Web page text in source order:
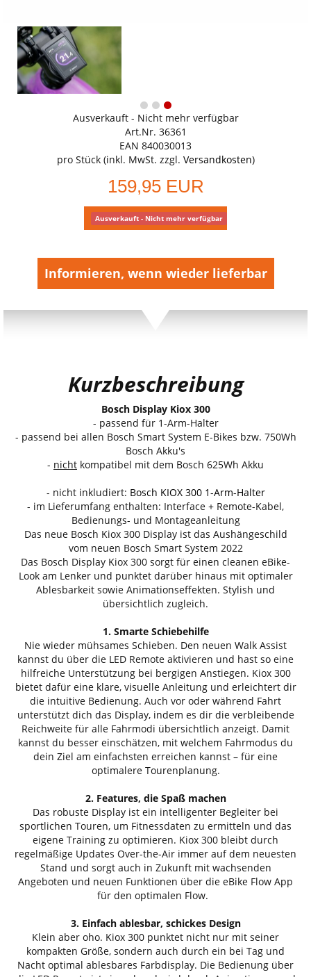
Ausverkauft - Nicht mehr verfügbar
Art.Nr. 36361
EAN 840030013
pro Stück (inkl. MwSt. zzgl. Versandkosten)
159,95 EUR
Ausverkauft - Nicht mehr verfügbar
Informieren, wenn wieder lieferbar
Kurzbeschreibung
Bosch Display Kiox 300
- passend für 1-Arm-Halter
- passend bei allen Bosch Smart System E-Bikes bzw. 750Wh
Bosch Akku's
- nicht kompatibel mit dem Bosch 625Wh Akku
- nicht inkludiert: Bosch KIOX 300 1-Arm-Halter
- im Lieferumfang enthalten: Interface + Remote-Kabel,
Bedienungs- und Montageanleitung
Das neue Bosch Kiox 300 Display ist das Aushängeschild
vom neuen Bosch Smart System 2022
Das Bosch Display Kiox 300 sorgt für einen cleanen eBike-
Look am Lenker und punktet darüber hinaus mit optimaler
Ablesbarkeit sowie Animationseffekten. Stylish und
übersichtlich zugleich.
1. Smarte Schiebehilfe
Nie wieder mühsames Schieben. Den neuen Walk Assist
kannst du über die LED Remote aktivieren und hast so eine
hilfreiche Unterstützung bei bergigen Anstiegen. Kiox 300
bietet dafür eine klare, visuelle Anleitung und erleichtert dir
die intuitive Bedienung. Auch vor oder während Fahrt
unterstützt dich das Display, indem es dir die verbleibende
Reichweite für alle Fahrmodi übersichtlich anzeigt. Damit
kannst du besser einschätzen, mit welchem Fahrmodus du
dein Ziel am einfachsten erreichen kannst – für eine
optimalere Tourenplanung.
2. Features, die Spaß machen
Das robuste Display ist ein intelligenter Begleiter bei
sportlichen Touren, um Fitnessdaten zu ermitteln und das
eigene Training zu optimieren. Kiox 300 bleibt durch
regelmäßige Updates Over-the-Air immer auf dem neuesten
Stand und sorgt auch in Zukunft mit wachsenden
Angeboten und neuen Funktionen über die eBike Flow App
für den optimalen Flow.
3. Einfach ablesbar, schickes Design
Klein aber oho. Kiox 300 punktet nicht nur mit seiner
kompakten Größe, sondern auch durch ein bei Tag und
Nacht optimal ablesbares Farbdisplay. Die Bedienung über